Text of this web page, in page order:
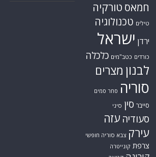
חמאס טורקיה
טילים טכנולוגיה
ירדן ישראל
כורדים כטב"מים כלכלה
לבנון מצרים
סוריה סחר סמים
סייבר סין סיני
סעודיה עזה
עירק צבא סוריה חופשי
צרפת קונייטרה